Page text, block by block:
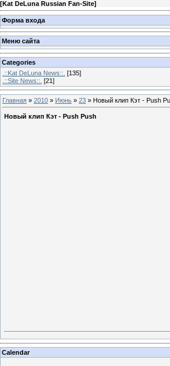
[Kat DeLuna Russian Fan-Site]
Форма входа
Меню сайта
Categories
.::Kat DeLuna News::. [135]
.::Site News::. [21]
Главная » 2010 » Июнь » 23 » Новый клип Кэт - Push
Новый клип Кэт - Push Push
Calendar